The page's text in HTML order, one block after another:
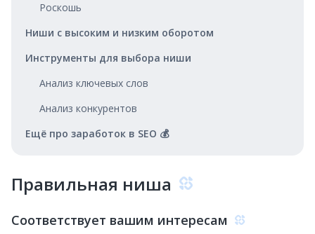
Роскошь
Ниши с высоким и низким оборотом
Инструменты для выбора ниши
Анализ ключевых слов
Анализ конкурентов
Ещё про заработок в SEO 💰
Правильная ниша
Соответствует вашим интересам